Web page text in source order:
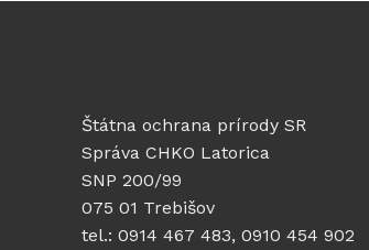
Štátna ochrana prírody SR
Správa CHKO Latorica
SNP 200/99
075 01 Trebišov
tel.: 0914 467 483, 0910 454 902